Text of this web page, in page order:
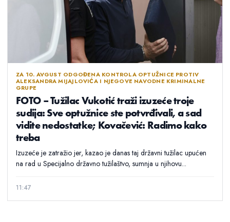
ZA 10. AVGUST ODGOĐENA KONTROLA OPTUŽNICE PROTIV
ALEKSANDRA MIJAJLOVIĆA I NJEGOVE NAVODNE KRIMINALNE
GRUPE
FOTO – Tužilac Vukotić traži izuzeće troje
sudija: Sve optužnice ste potvrđivali, a sad
vidite nedostatke; Kovačević: Radimo kako
treba
Izuzeće je zatražio jer, kazao je danas taj državni tužilac upućen
na rad u Specijalno državno tužilaštvo, sumnja u njihovu...
11:47